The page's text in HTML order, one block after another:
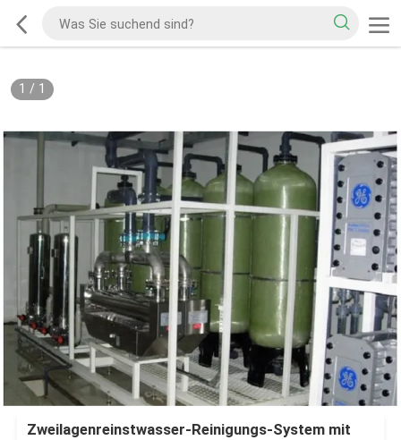
1 / 1
Zweilagenreinstwasser-Reinigungs-System mit